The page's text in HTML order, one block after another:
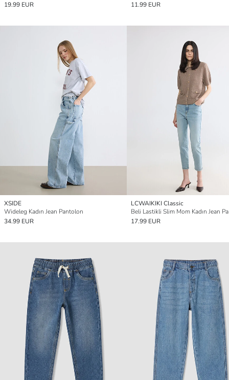
19.99 EUR
11.99 EUR
XSIDE
Wideleg Kadın Jean Pantolon
34.99 EUR
LCWAIKIKI Classic
Beli Lastikli Slim Mom Kadın Jean
17.99 EUR